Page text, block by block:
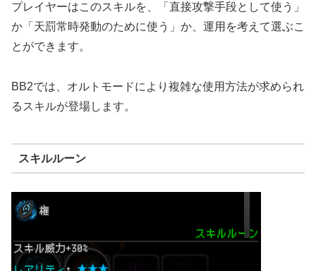
プレイヤーはこのスキルを、「直接攻撃手段として使う」
か「天罰常時発動のために使う」か、運用を考えて選ぶこ
とができます。
BB2では、オルトモードにより複雑な使用方法が求められ
るスキルが登場します。
スキルルーン